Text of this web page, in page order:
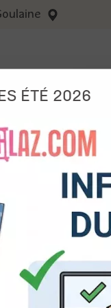
MACHINES
Mask - Pochoir >
Ils
et du
précises
Si vous
de la
ÉTÉ 2026